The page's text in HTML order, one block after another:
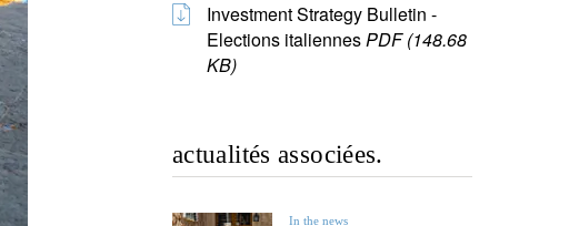
Investment Strategy Bulletin -
Elections italiennesPDF (148.68
KB)
actualités associées.
In the news